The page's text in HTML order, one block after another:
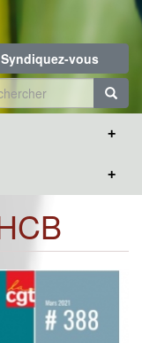
Syndiquez-vous